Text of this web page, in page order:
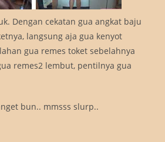
Dengan cekatan gua angkat baju
langsung aja gua kenyot
gua remes toket sebelahnya
remes2 lembut, pentilnya gua
bun.. mmsss slurp..